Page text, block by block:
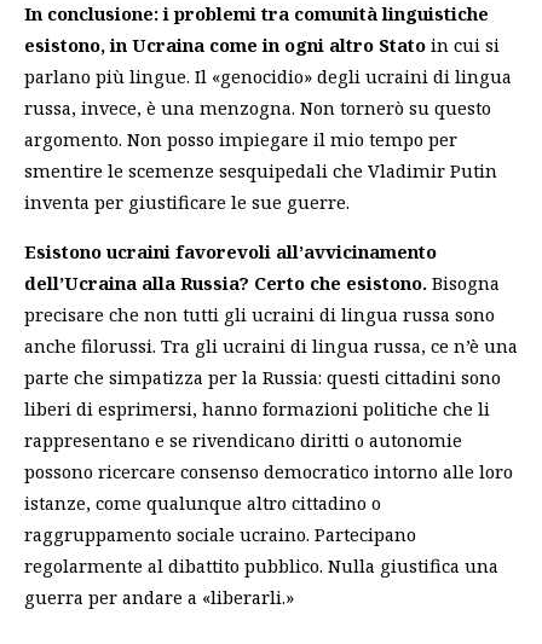
In conclusione: i problemi tra comunità linguistiche
esistono, in Ucraina come in ogni altro Stato in cui si
parlano più lingue. Il «genocidio» degli ucraini di lingua
russa, invece, è una menzogna. Non tornerò su questo
argomento. Non posso impiegare il mio tempo per
smentire le scemenze sesquipedali che Vladimir Putin
inventa per giustificare le sue guerre.
Esistono ucraini favorevoli all’avvicinamento
dell’Ucraina alla Russia? Certo che esistono. Bisogna
precisare che non tutti gli ucraini di lingua russa sono
anche filorussi. Tra gli ucraini di lingua russa, ce n’è una
parte che simpatizza per la Russia: questi cittadini sono
liberi di esprimersi, hanno formazioni politiche che li
rappresentano e se rivendicano diritti o autonomie
possono ricercare consenso democratico intorno alle loro
istanze, come qualunque altro cittadino o
raggruppamento sociale ucraino. Partecipano
regolarmente al dibattito pubblico. Nulla giustifica una
guerra per andare a «liberarli.»